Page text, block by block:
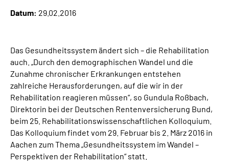
Suche
Language
Inhalte in Gebärdensprache (DGS)
Leichte Sprache
Datum: 29.02.2016
Das Gesundheitssystem ändert sich – die Rehabilitation
auch. „Durch den demographischen Wandel und die
Zunahme chronischer Erkrankungen entstehen
zahlreiche Herausforderungen, auf die wir in der
Rehabilitation reagieren müssen“, so Gundula Roßbach,
Direktorin bei der Deutschen Rentenversicherung Bund,
beim 25. Rehabilitationswissenschaftlichen Kolloquium.
Das Kolloquium findet vom 29. Februar bis 2. März 2016 in
Aachen zum Thema „Gesundheitssystem im Wandel –
Perspektiven der Rehabilitation“ statt.